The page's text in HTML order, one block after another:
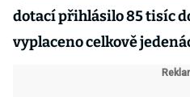
dotací přihlásilo 85 tisíc
vyplaceno celkově